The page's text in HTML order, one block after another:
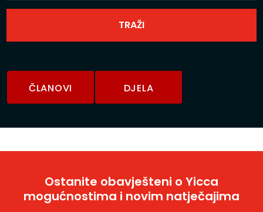
ČLANOVI DJELA
Ostanite obavješteni o Yicca
mogućnostima i novim natječajima